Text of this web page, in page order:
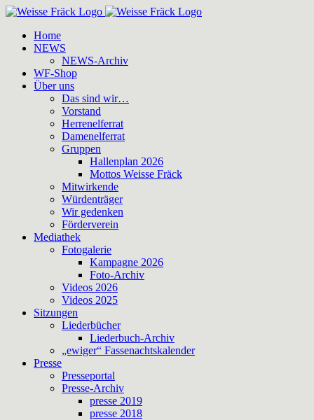
Zum
springenHome
NEWS
NEWS-Archiv
WF-Shop
Über uns
Das sind wir…
Vorstand
Herrenelferrat
Damenelferrat
Gruppen
Hallenplan 2026
Mottos Weisse Fräck
Mitwirkende
Würdenträger
Wir gedenken
Förderverein
Mediathek
Fotogalerie
Kampagne 2026
Foto-Archiv
Videos 2026
Videos 2025
Sitzungen
Liederbücher
Liederbuch-Archiv
„ewiger“ Fassenachtskalender
Presse
Presseportal
Presse-Archiv
presse 2019
presse 2018